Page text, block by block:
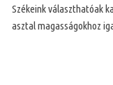
Székeink választhatóak
asztal magasságokhoz